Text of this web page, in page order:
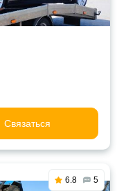
Связаться
6.8 5